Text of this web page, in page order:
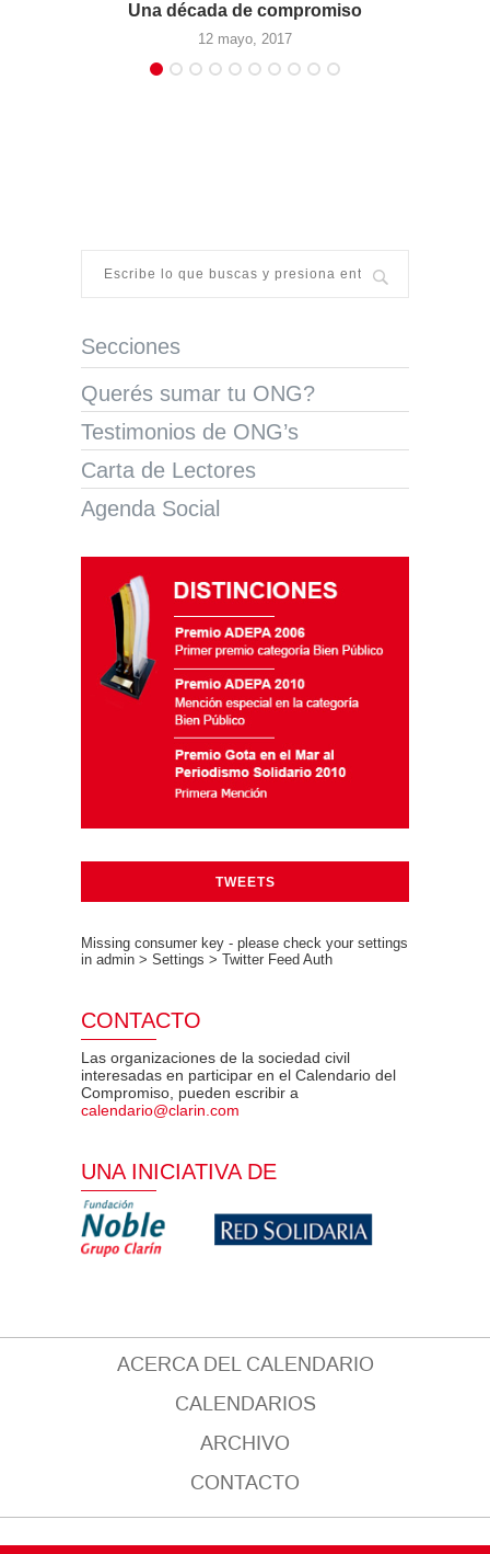
de compromiso Un canal para la inclusión
Secciones
Querés sumar tu ONG?
Testimonios de ONG’s
Carta de Lectores
Agenda Social
TWEETS
Missing consumer key - please check your settings
in admin > Settings > Twitter Feed Auth
CONTACTO
Las organizaciones de la sociedad civil
interesadas en participar en el Calendario del
Compromiso, pueden escribir a
calendario@clarin.com
UNA INICIATIVA DE
ACERCA DEL CALENDARIO
CALENDARIOS
ARCHIVO
CONTACTO